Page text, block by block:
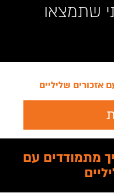
שתמצאו
אזכורים שליליים
מתמודדים עם